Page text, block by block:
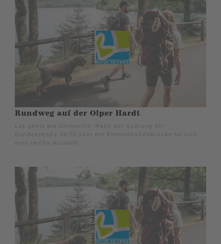
Rundweg auf der Olper Hardt
Los gehts am Ümmerich. Nach der Querung der
Bundesstraße 54/55 über die Römerstraßenbrücke tut sich
eine reiche Auswahl.